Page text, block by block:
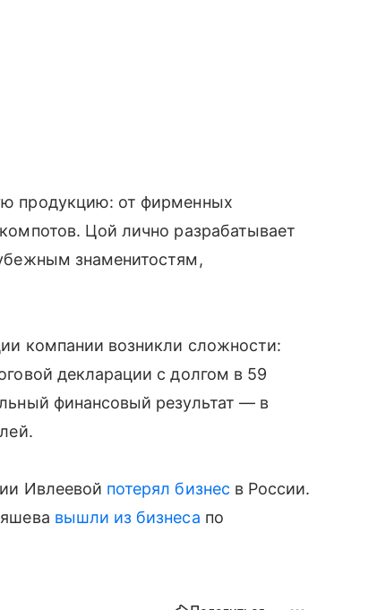
продукцию: от фирменных
Цой лично разрабатывает
знаменитостям,
компании возникли сложности:
декларации с долгом в 59
финансовый результат — в
Ивлеевой потерял бизнес в России.
вышли из бизнеса по